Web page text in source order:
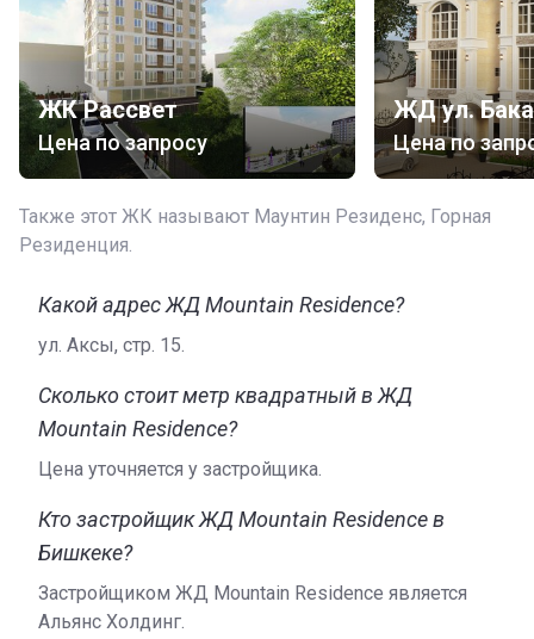
который указан на официальном сайте. Там же
имеется карта, на которой обозначено расположение
главного офиса.
Кто строит
Строительством нового дома занимается компания
«Альянс Холдинг». Эта организация работает на
территории Бишкека с 2012 года, и имеет на своем
счету около десятка успешно завершенных проектов.
ЖК Рассвет
Цена по запросу Цена по
Также этот ЖК называют Маунтин Резиденс, Горная
Резиденция.
Какой адрес ЖД Mountain Residence?
ул. Аксы, стр. 15.
Сколько стоит метр квадратный в ЖД
Mountain Residence?
Цена уточняется у застройщика.
Кто застройщик ЖД Mountain Residence в
Бишкеке?
Застройщиком ЖД Mountain Residence является
Альянс Холдинг.